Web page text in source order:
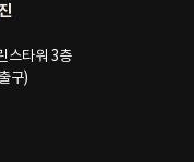
스타워 3층
구)